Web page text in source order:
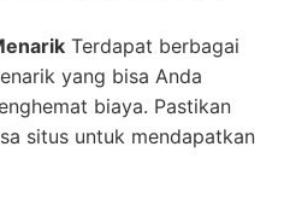
Terdapat berbagai
yang bisa Anda
biaya. Pastikan
situs untuk mendapatkan